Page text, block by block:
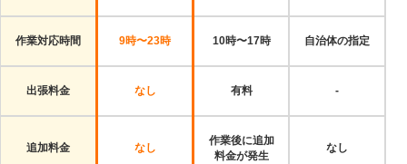
作業対応時間 9時〜23時 10時〜17時 自治体の指定
出張料金 なし 有料 -
追加料金 なし
作業後に追加
料金が発生
なし